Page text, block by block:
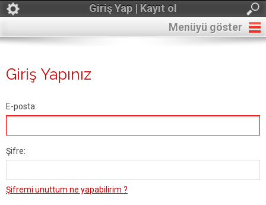
Giriş Yap | Kayıt ol
Menüyü göster
Giriş Yapınız
E-posta:
Şifre:
Şifremi unuttum ne yapabilirim ?